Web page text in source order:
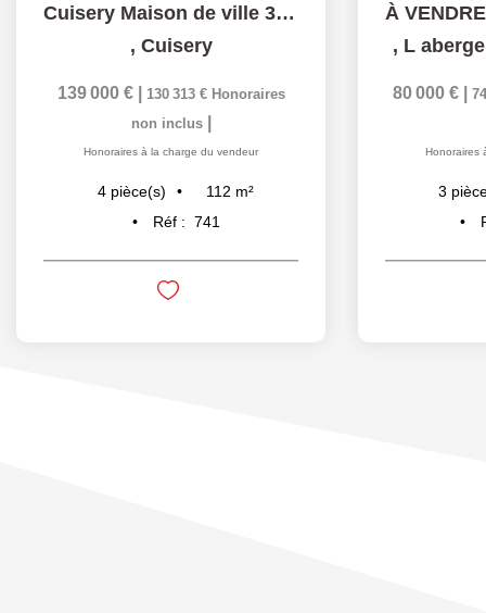
Cuisery Maison de ville 3 chambres - 112 m²
, Cuisery
139 000 € 130 313 € Honoraires
non inclus
Honoraires à la charge du vendeur
4 pièce(s) 112 m²
Réf : 741
, L
80 000 €
Honoraires
3